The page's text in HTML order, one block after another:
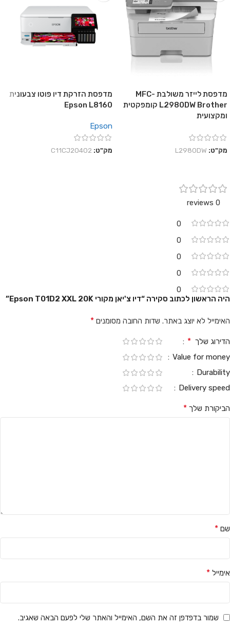
מדפסת לייזר משולבת MFC-
L2980DW Brother קומפקטית
ומקצועית
מק"ט: L2980DW
מדפסת הזרקת דיו פוטו צבעונית
Epson L8160
Epson
מק"ט: C11CJ20402
0 reviews
0
0
0
0
0
היה הראשון לכתוב סקירה “דיו צ'יאן מקורי Epson T01D2 XXL 20K”
האימייל לא יוצג באתר. שדות החובה מסומנים *
הדירוג שלך *
Value for money
Durability
Delivery speed
הביקורת שלך *
שם *
אימייל *
שמור בדפדפן זה את השם, האימייל והאתר שלי לפעם הבאה שאגיב.